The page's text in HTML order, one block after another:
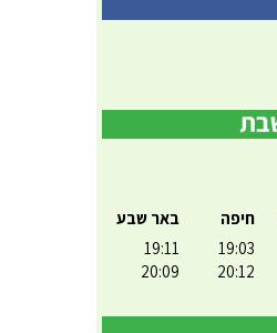
חיפה
19:03
20:12
באר שבע
19:11
20:09